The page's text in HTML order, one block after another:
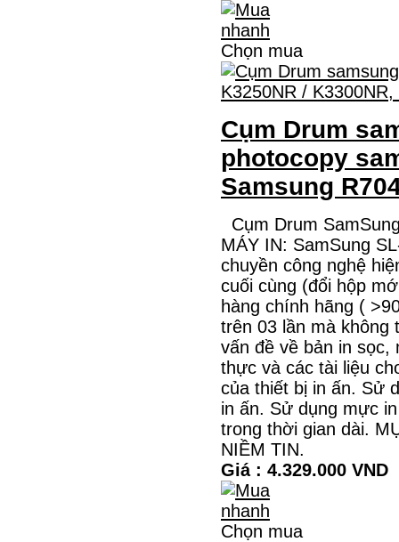
Chọn mua
Cụm Drum
photocopy
Samsung
Cụm Drum
MÁY IN: SamSung
chuyền công nghệ
cuối cùng (đổi hộp
hàng chính hãng (
trên 03 lần mà không
vấn đề về bản in
thực và các tài liệu
của thiết bị in ấn. Sử
in ấn. Sử dụng mực
trong thời gian dài.
NIỀM TIN.
Giá : 4.329.000 VND
Chọn mua